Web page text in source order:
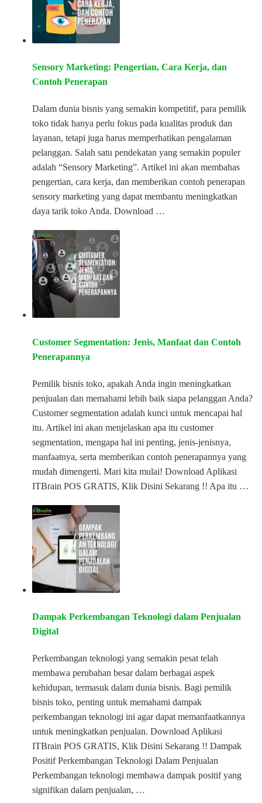
Sensory Marketing: Pengertian, Cara Kerja, dan
Contoh Penerapan
Dalam dunia bisnis yang semakin kompetitif, para pemilik
toko tidak hanya perlu fokus pada kualitas produk dan
layanan, tetapi juga harus memperhatikan pengalaman
pelanggan. Salah satu pendekatan yang semakin populer
adalah “Sensory Marketing”. Artikel ini akan membahas
pengertian, cara kerja, dan memberikan contoh penerapan
sensory marketing yang dapat membantu meningkatkan
daya tarik toko Anda. Download …
Customer Segmentation: Jenis, Manfaat dan Contoh
Penerapannya
Pemilik bisnis toko, apakah Anda ingin meningkatkan
penjualan dan memahami lebih baik siapa pelanggan Anda?
Customer segmentation adalah kunci untuk mencapai hal
itu. Artikel ini akan menjelaskan apa itu customer
segmentation, mengapa hal ini penting, jenis-jenisnya,
manfaatnya, serta memberikan contoh penerapannya yang
mudah dimengerti. Mari kita mulai! Download Aplikasi
ITBrain POS GRATIS, Klik Disini Sekarang !! Apa itu …
Dampak Perkembangan Teknologi dalam Penjualan
Digital
Perkembangan teknologi yang semakin pesat telah
membawa perubahan besar dalam berbagai aspek
kehidupan, termasuk dalam dunia bisnis. Bagi pemilik
bisnis toko, penting untuk memahami dampak
perkembangan teknologi ini agar dapat memanfaatkannya
untuk meningkatkan penjualan. Download Aplikasi
ITBrain POS GRATIS, Klik Disini Sekarang !! Dampak
Positif Perkembangan Teknologi Dalam Penjualan
Perkembangan teknologi membawa dampak positif yang
signifikan dalam penjualan, …